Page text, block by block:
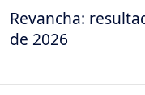
Revancha:
de 2026